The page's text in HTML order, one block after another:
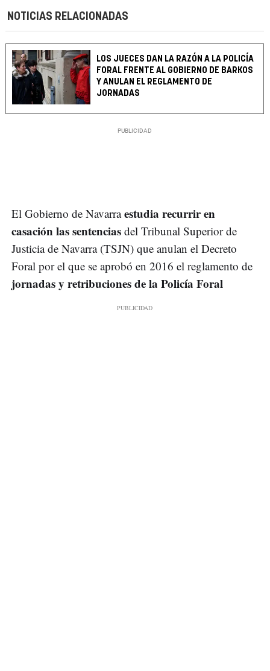
NOTICIAS RELACIONADAS
LOS JUECES DAN LA RAZÓN A LA POLICÍA
FORAL FRENTE AL GOBIERNO DE BARKOS
Y ANULAN EL REGLAMENTO DE
JORNADAS
El Gobierno de Navarraestudia recurrir en
casación las sentencias del Tribunal Superior de
Justicia de Navarra (TSJN) que anulan el Decreto
Foral por el que se aprobó en 2016 el reglamento de
jornadas y retribuciones de la Policía Foral